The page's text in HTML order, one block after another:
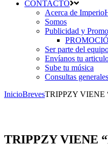
CONTACTO
Acerca de
Somos
Publicidad y Promo
Ser parte del
Envíanos tu
Sube tu música
Consultas generales
InicioBrevesTRIPPZY VIENE
TRIPPZY VIENE